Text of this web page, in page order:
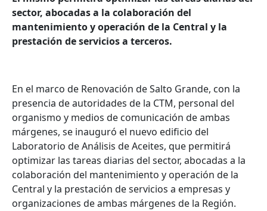
sector, abocadas a la colaboración del
mantenimiento y operación de la Central y la
prestación de servicios a terceros.
En el marco de Renovación de Salto Grande, con la
presencia de autoridades de la CTM, personal del
organismo y medios de comunicación de ambas
márgenes, se inauguró el nuevo edificio del
Laboratorio de Análisis de Aceites, que permitirá
optimizar las tareas diarias del sector, abocadas a la
colaboración del mantenimiento y operación de la
Central y la prestación de servicios a empresas y
organizaciones de ambas márgenes de la Región.